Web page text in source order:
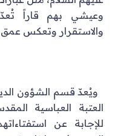
وعيشي بهم قاراً
والاستقرار وتعكس عمق
ويُعدّ قسم الشؤون
العتبة العباسية
للإجابة عن